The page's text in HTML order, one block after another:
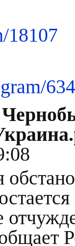
18107